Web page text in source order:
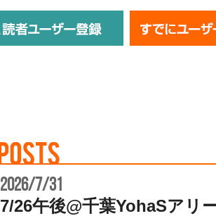
2026/7/31
7/26午後@千葉YohaSア